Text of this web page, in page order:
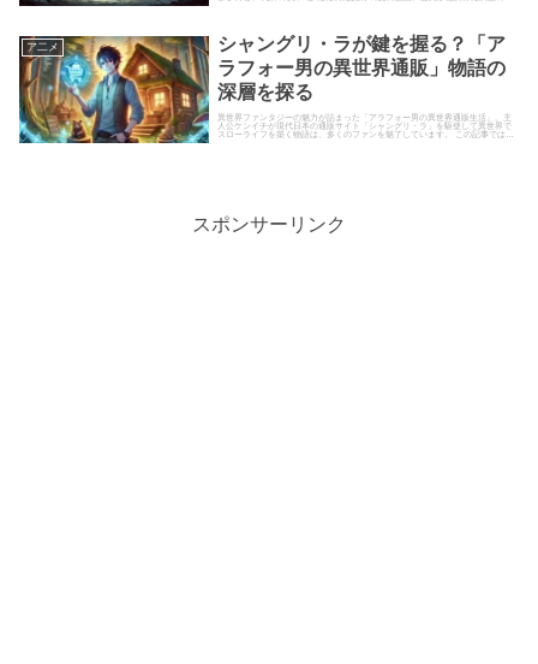
には、後宮を揺るがす...
ア二メ
シャングリ・ラが鍵を握る？「ア
ラフォー男の異世界通販」物語の
深層を探る
異世界ファンタジーの魅力が詰まった「アラフォー男の異世界通販生活」。主
人公ケンイチが現代日本の通販サイト「シャングリ・ラ」を駆使して異世界で
スローライフを築く物語は、多くのファンを魅了しています。 この記事では、
作品の概要、主要キャラクター...
スポンサーリンク